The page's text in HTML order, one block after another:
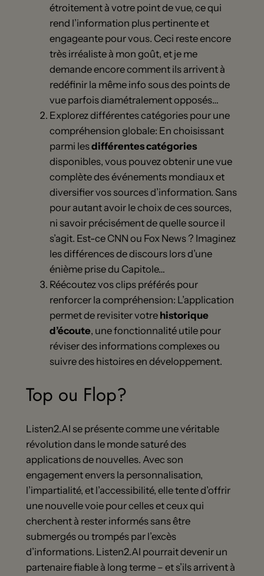
étroitement à votre point de vue, ce qui
rend l’information plus pertinente et
engageante pour vous. Ceci reste encore
très irréaliste à mon goût, et je me
demande encore comment ils arrivent à
redéfinir la même info sous des points de
vue parfois diamétralement opposés…
Explorez différentes catégories pour une
compréhension globale: En choisissant
parmi lesdifférentes catégories
disponibles, vous pouvez obtenir une vue
complète des événements mondiaux et
diversifier vos sources d’information. Sans
pour autant avoir le choix de ces sources,
ni savoir précisément de quelle source il
s’agit. Est-ce CNN ou Fox News ? Imaginez
les différences de discours lors d’une
énième prise du Capitole…
Réécoutez vos clips préférés pour
renforcer la compréhension: L’application
permet de revisiter votre historique
d’écoute, une fonctionnalité utile pour
réviser des informations complexes ou
suivre des histoires en développement.
Top ou Flop?
Listen2.AI se présente comme une véritable
révolution dans le monde saturé des
applications de nouvelles. Avec son
engagement envers la personnalisation,
l’impartialité, et l’accessibilité, elle tente d’offrir
une nouvelle voie pour celles et ceux qui
cherchent à rester informés sans être
submergés ou trompés par l’excès
d’informations. Listen2.AI pourrait devenir un
partenaire fiable à long terme – et s’ils arrivent à